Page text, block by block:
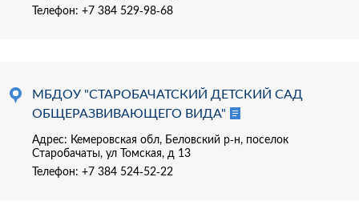
Телефон: +7 384 529-98-68
МБДОУ "СТАРОБАЧАТСКИЙ ДЕТСКИЙ САД
ОБЩЕРАЗВИВАЮЩЕГО ВИДА"
Адрес: Кемеровская обл, Беловский р-н, поселок
Старобачаты, ул Томская, д 13
Телефон: +7 384 524-52-22